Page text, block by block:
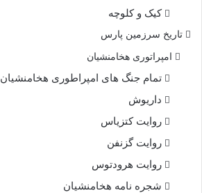
کیک و کلوچه
تاریخ سرزمین پارس
امپراتوری هخامنشیان
تمام جنگ های امپراطوری هخامنشیان
داریوش
روایت کتزیاس
روایت گزنفن
روایت هرودتوس
شجره نامه هخامنشیان